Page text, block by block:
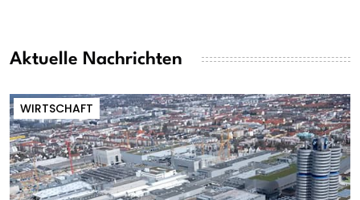
Aktuelle Nachrichten
WIRTSCHAFT